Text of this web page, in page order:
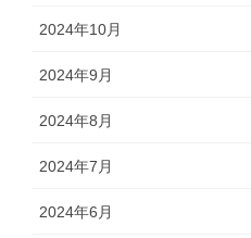
2024年10月
2024年9月
2024年8月
2024年7月
2024年6月